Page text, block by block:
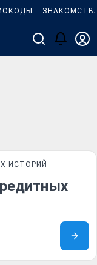
ИСТОРИЙ